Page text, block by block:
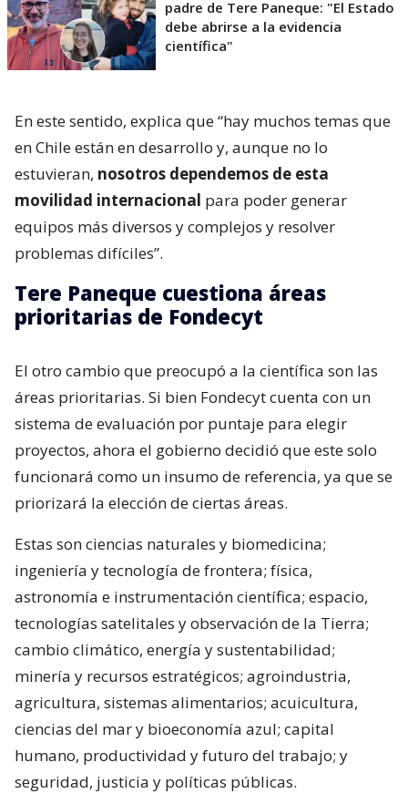
padre de Tere Paneque: "El Estado
debe abrirse a la evidencia
científica"
En este sentido, explica que “hay muchos temas que
en Chile están en desarrollo y, aunque no lo
estuvieran, nosotros dependemos de esta
movilidad internacional para poder generar
equipos más diversos y complejos y resolver
problemas difíciles”.
Tere Paneque cuestiona áreas
prioritarias de Fondecyt
El otro cambio que preocupó a la científica son las
áreas prioritarias. Si bien Fondecyt cuenta con un
sistema de evaluación por puntaje para elegir
proyectos, ahora el gobierno decidió que este solo
funcionará como un insumo de referencia, ya que se
priorizará la elección de ciertas áreas.
Estas son ciencias naturales y biomedicina;
ingeniería y tecnología de frontera; física,
astronomía e instrumentación científica; espacio,
tecnologías satelitales y observación de la Tierra;
cambio climático, energía y sustentabilidad;
minería y recursos estratégicos; agroindustria,
agricultura, sistemas alimentarios; acuicultura,
ciencias del mar y bioeconomía azul; capital
humano, productividad y futuro del trabajo; y
seguridad, justicia y políticas públicas.